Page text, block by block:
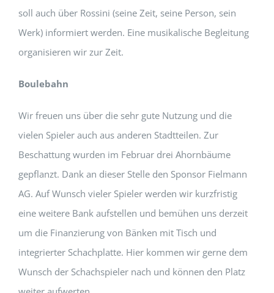
soll auch über Rossini (seine Zeit, seine Person, sein
Werk) informiert werden. Eine musikalische Begleitung
organisieren wir zur Zeit.
Boulebahn
Wir freuen uns über die sehr gute Nutzung und die
vielen Spieler auch aus anderen Stadtteilen. Zur
Beschattung wurden im Februar drei Ahornbäume
gepflanzt. Dank an dieser Stelle den Sponsor Fielmann
AG. Auf Wunsch vieler Spieler werden wir kurzfristig
eine weitere Bank aufstellen und bemühen uns derzeit
um die Finanzierung von Bänken mit Tisch und
integrierter Schachplatte. Hier kommen wir gerne dem
Wunsch der Schachspieler nach und können den Platz